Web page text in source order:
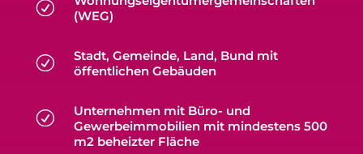
R
(WEG)
R
Stadt, Gemeinde, Land, Bund mit
öffentlichen Gebäuden
R
Unternehmen mit Büro- und
Gewerbeimmobilien mit mindestens 500
m2 beheizter Fläche